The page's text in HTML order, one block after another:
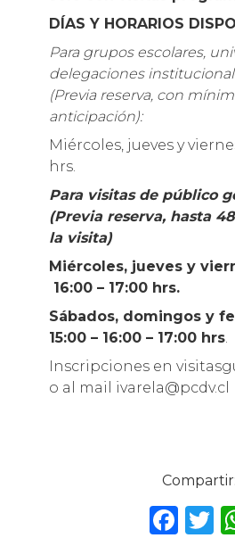
DÍAS Y HORARIOS
Para grupos escolares,
delegaciones
(Previa reserva, con
anticipación):
Miércoles, jueves y
hrs.
Para visitas de público
(Previa reserva, hasta
la visita)
Miércoles, jueves y
16:00 – 17:00 hrs.
Sábados, domingos y
15:00 – 16:00 – 17:00 hrs.
Inscripciones en
o al mail ivarela@pcdv.cl
Compartir:
F